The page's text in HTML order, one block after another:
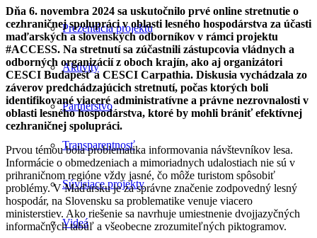
Prezentácia projektu
Aktivity
Partnerstvo
Transparentnosť
Súvisiace projekty
Videá
Dňa 6. novembra 2024 sa uskutočnilo prvé online stretnutie o
cezhraničnej spolupráci v oblasti lesného hospodárstva za účasti
maďarských a slovenských odborníkov v rámci projektu
#ACCESS. Na stretnutí sa zúčastnili zástupcovia vládnych a
odborných organizácií z oboch krajín, ako aj organizátori
CESCI Budapešť a CESCI Carpathia. Diskusia vychádzala zo
záverov predchádzajúcich stretnutí, počas ktorých boli
identifikované viaceré administratívne a právne nezrovnalosti v
oblasti lesného hospodárstva, ktoré by mohli brániť efektívnej
cezhraničnej spolupráci.
Prvou témou bola problematika informovania návštevníkov lesa.
Informácie o obmedzeniach a mimoriadnych udalostiach nie sú v
prihraničnom regióne vždy jasné, čo môže turistom spôsobiť
problémy. V Maďarsku je za správne značenie zodpovedný lesný
hospodár, na Slovensku sa problematike venuje viacero
ministerstiev. Ako riešenie sa navrhuje umiestnenie dvojjazyčných
informačných tabúľ a všeobecne zrozumiteľných piktogramov.